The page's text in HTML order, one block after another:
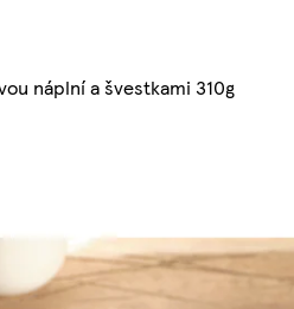
náplní a švestkami 310g